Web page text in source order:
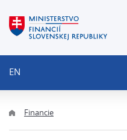
EN
Financie